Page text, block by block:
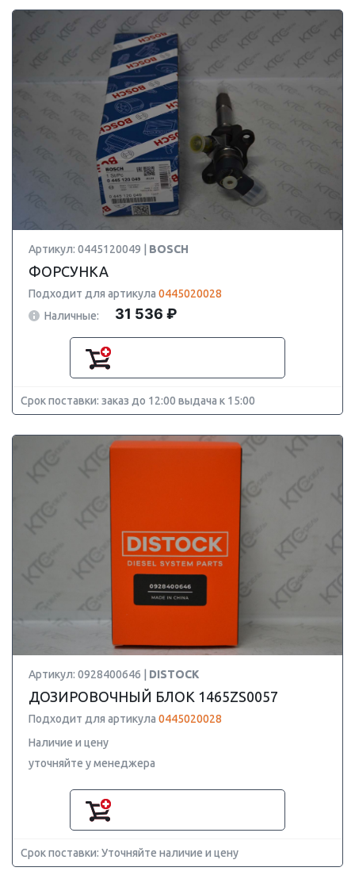
Артикул: 0445120049 | BOSCH
ФОРСУНКА
Подходит для артикула 0445020028
Наличные:
31 536 ₽
Срок поставки: заказ до 12:00 выдача к 15:00
Артикул: 0928400646 | DISTOCK
ДОЗИРОВОЧНЫЙ БЛОК 1465ZS0057
Подходит для артикула 0445020028
Наличие и цену
уточняйте у менеджера
Срок поставки: Уточняйте наличие и цену